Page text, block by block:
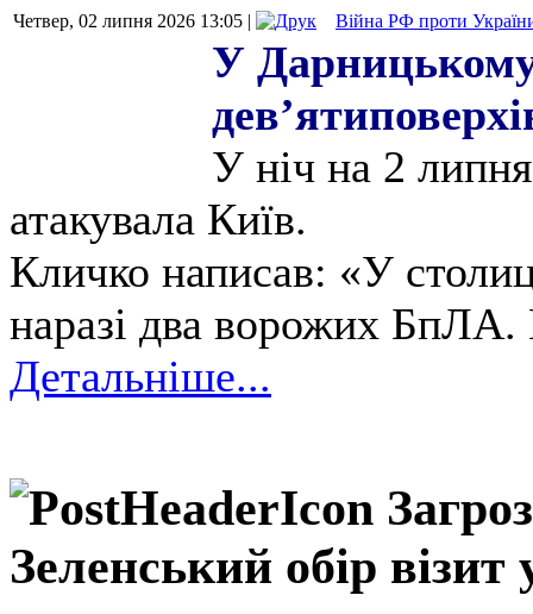
Четвер, 02 липня 2026 13:05 | Війна РФ проти
У
У ніч на 2 липня
атакувала Київ.
Кличко написав: «У
наразі два ворожих БпЛА.
Детальніше...
Зеленський обір візит